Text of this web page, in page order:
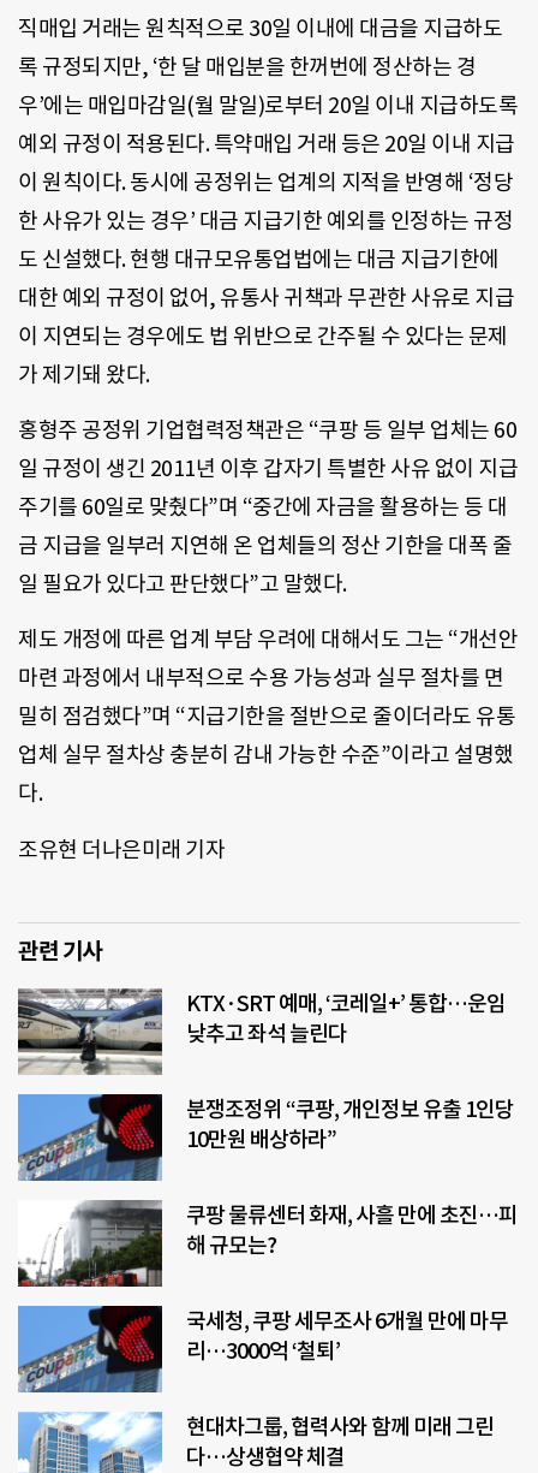
직매입 거래는 원칙적으로 30일 이내에 대금을 지급하도
록 규정되지만, ‘한 달 매입분을 한꺼번에 정산하는 경
우’에는 매입마감일(월 말일)로부터 20일 이내 지급하도록
예외 규정이 적용된다. 특약매입 거래 등은 20일 이내 지급
이 원칙이다. 동시에 공정위는 업계의 지적을 반영해 ‘정당
한 사유가 있는 경우’ 대금 지급기한 예외를 인정하는 규정
도 신설했다. 현행 대규모유통업법에는 대금 지급기한에
대한 예외 규정이 없어, 유통사 귀책과 무관한 사유로 지급
이 지연되는 경우에도 법 위반으로 간주될 수 있다는 문제
가 제기돼 왔다.
홍형주 공정위 기업협력정책관은 “쿠팡 등 일부 업체는 60
일 규정이 생긴 2011년 이후 갑자기 특별한 사유 없이 지급
주기를 60일로 맞췄다”며 “중간에 자금을 활용하는 등 대
금 지급을 일부러 지연해 온 업체들의 정산 기한을 대폭 줄
일 필요가 있다고 판단했다”고 말했다.
제도 개정에 따른 업계 부담 우려에 대해서도 그는 “개선안
마련 과정에서 내부적으로 수용 가능성과 실무 절차를 면
밀히 점검했다”며 “지급기한을 절반으로 줄이더라도 유통
업체 실무 절차상 충분히 감내 가능한 수준”이라고 설명했
다.
조유현 더나은미래 기자
관련 기사
KTX·SRT 예매, ‘코레일+’ 통합…운임
낮추고 좌석 늘린다
분쟁조정위 “쿠팡, 개인정보 유출 1인당
10만원 배상하라”
쿠팡 물류센터 화재, 사흘 만에 초진…피
해 규모는?
국세청, 쿠팡 세무조사 6개월 만에 마무
리…3000억 ‘철퇴’
현대차그룹, 협력사와 함께 미래 그린
다…상생협약 체결